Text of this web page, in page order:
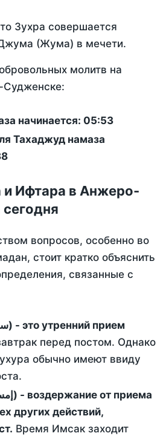
Зухра совершается
(Жума) в мечети.
молитв на
Судженске:
начинается: 05:53
Тахаджуд намаза
Ифтара в Анжеро-
вопросов, особенно во
стоит кратко объяснить
связанные с
перед постом. Однако
обычно имеют ввиду
других действий,
Время Имсак заходит